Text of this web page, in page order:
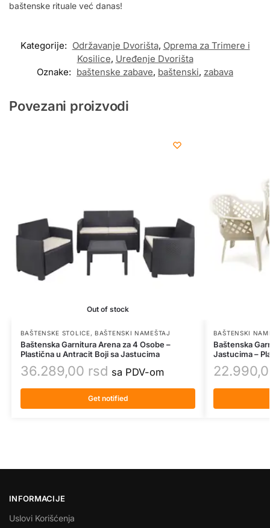
baštenske rituale već danas!
Kategorije: Održavanje Dvorišta, Oprema za Trimere i
Kosilice, Uređenje Dvorišta
Oznake: baštenske zabave, baštenski, zabava
Povezani proizvodi
Out of stock
BAŠTENSKE STOLICE,BAŠTENSKI NAMEŠTAJ
Baštenska Garnitura Arena za 4 Osobe –
Plastična u Antracit Boji sa Jastucima
36.289,00 rsd sa PDV-om
Get notified
BAŠTENSKI
Baštenska
Jastucima –
INFORMACIJE
Uslovi Korišćenja